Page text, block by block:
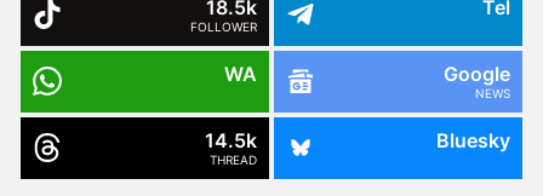
18.5k
FOLLOWER
Tel
WA Google
NEWS
14.5k
THREAD
Bluesky